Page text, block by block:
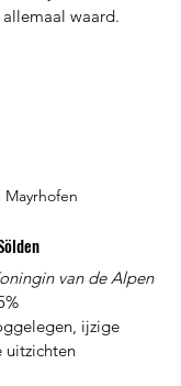
waard.
Mayrhofen
van de Alpen
ijzige
uitzichten